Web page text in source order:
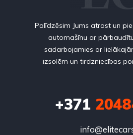
Palīdzēsim Jums atrast un
automašīnu ar
sadarbojamies ar
izsolēm un tirdzniecības
+371